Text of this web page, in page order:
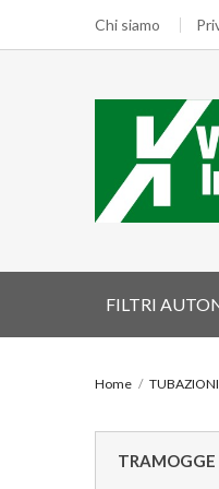
Chi siamo
FILTRI
Home TUBAZIONI
TRAMOGGE